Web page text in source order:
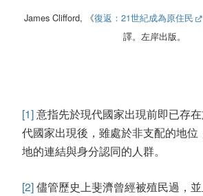
James Clifford, 《復返：21世紀成為原住民
譯。左岸出版。
[1]意指先於現代國家出現前即已存
代國家出現後，雖處於非支配的地位
地的連結與身分認同的人群。
[2]儘管歷史上斐濟曾經被殖民過，